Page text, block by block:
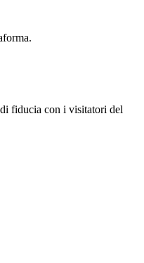
fiducia con i visitatori del